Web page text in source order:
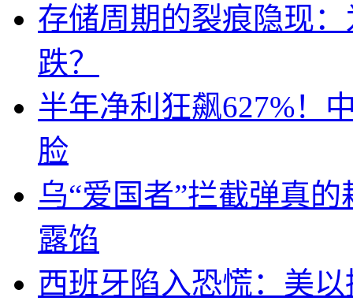
存储周期的裂痕隐现
跌？
半年净利狂飙627%！
脸
乌“爱国者”拦截弹真
露馅
西班牙陷入恐慌：美